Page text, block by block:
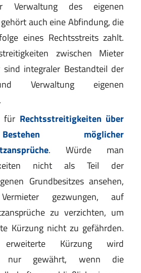
Verwaltung des eigenen
auch eine Abfindung, die
eines Rechtsstreits zahlt.
zwischen Mieter
sind integraler Bestandteil der
Verwaltung eigenen
für Rechtsstreitigkeiten über
möglicher
. Würde man
nicht als Teil der
Grundbesitzes ansehen,
gezwungen, auf
zu verzichten, um
Kürzung nicht zu gefährden.
Kürzung wird
nur gewährt, wenn die